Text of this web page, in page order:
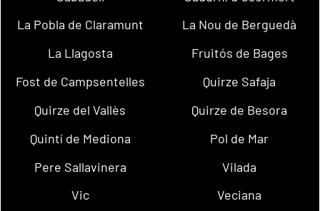
La Pobla de Claramunt
La Nou de Berguedà
La Llagosta
Fruitós de Bages
Fost de Campsentelles
Quirze Safaja
Quirze del Vallès
Quirze de Besora
Quintí de Mediona
Pol de Mar
Pere Sallavinera
Vilada
Vic
Veciana